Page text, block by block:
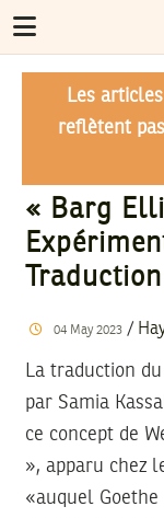
Les
reflètent
« Barg
Traduction
04 May 2023/
La traduction
par Samia
ce concept de
», apparu chez
«auquel